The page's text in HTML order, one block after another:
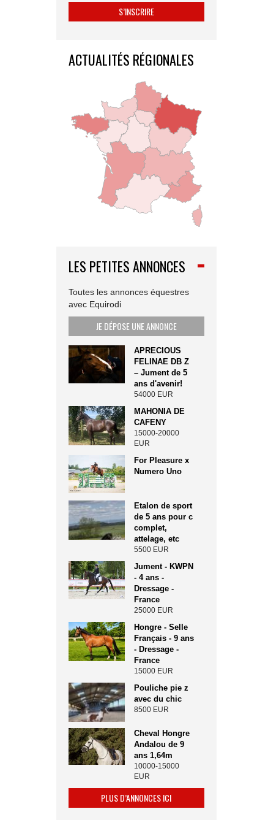
ACTUALITÉS RÉGIONALES
LES PETITES ANNONCES
Toutes les annonces équestres
avec Equirodi
JE DÉPOSE UNE ANNONCE
APRECIOUS
FELINAE DB Z
– Jument de 5
ans d'avenir!
54000 EUR
MAHONIA DE
CAFENY
15000-20000
EUR
For Pleasure x
Numero Uno
Etalon de sport
de 5 ans pour c
complet,
attelage, etc
5500 EUR
Jument - KWPN
- 4 ans -
Dressage -
France
25000 EUR
Hongre - Selle
Français - 9 ans
- Dressage -
France
15000 EUR
Pouliche pie z
avec du chic
8500 EUR
Cheval Hongre
Andalou de 9
ans 1,64m
10000-15000
EUR
PLUS D’ANNONCES ICI